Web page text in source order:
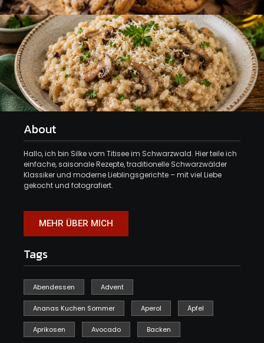
About
Hallo, ich bin Silke vom Titisee im Schwarzwald. Hier teile ich
einfache, saisonale Rezepte, traditionelle Schwarzwälder
Klassiker und moderne Lieblingsgerichte – mit viel Liebe
gekocht und fotografiert.
MEHR ÜBER MICH
Tags
Abendessen Advent
Ananas Kuchen Sommer Aperol Äpfel
Aprikosen Avocado Backen